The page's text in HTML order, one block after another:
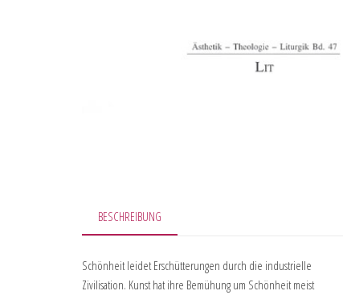
BESCHREIBUNG
Schönheit leidet Erschütterungen durch die industrielle
Zivilisation. Kunst hat ihre Bemühung um Schönheit meist